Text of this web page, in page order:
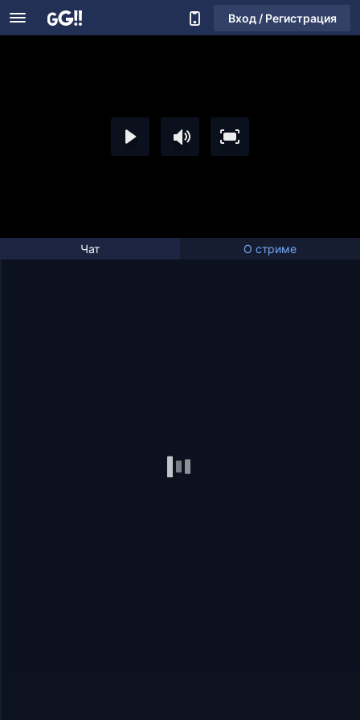
Вход / Регистрация
Чат О стриме